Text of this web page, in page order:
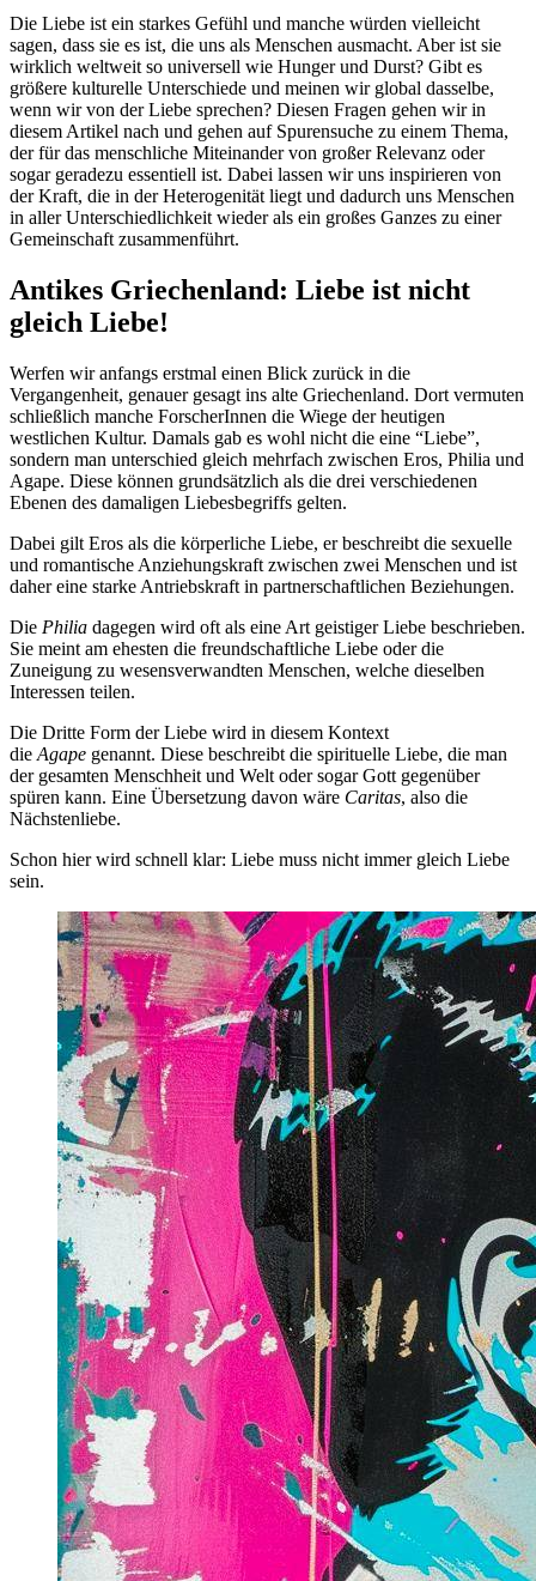
Die Liebe ist ein starkes Gefühl und manche würden vielleicht
sagen, dass sie es ist, die uns als Menschen ausmacht. Aber ist sie
wirklich weltweit so universell wie Hunger und Durst? Gibt es
größere kulturelle Unterschiede und meinen wir global dasselbe,
wenn wir von der Liebe sprechen? Diesen Fragen gehen wir in
diesem Artikel nach und gehen auf Spurensuche zu einem Thema,
der für das menschliche Miteinander von großer Relevanz oder
sogar geradezu essentiell ist. Dabei lassen wir uns inspirieren von
der Kraft, die in der Heterogenität liegt und dadurch uns Menschen
in aller Unterschiedlichkeit wieder als ein großes Ganzes zu einer
Gemeinschaft zusammenführt.
Antikes Griechenland: Liebe ist nicht
gleich Liebe!
Werfen wir anfangs erstmal einen Blick zurück in die
Vergangenheit, genauer gesagt ins alte Griechenland. Dort vermuten
schließlich manche ForscherInnen die Wiege der heutigen
westlichen Kultur. Damals gab es wohl nicht die eine “Liebe”,
sondern man unterschied gleich mehrfach zwischen Eros, Philia und
Agape. Diese können grundsätzlich als die drei verschiedenen
Ebenen des damaligen Liebesbegriffs gelten.
Dabei gilt Eros als die körperliche Liebe, er beschreibt die sexuelle
und romantische Anziehungskraft zwischen zwei Menschen und ist
daher eine starke Antriebskraft in partnerschaftlichen Beziehungen.
Die Philia dagegen wird oft als eine Art geistiger Liebe beschrieben.
Sie meint am ehesten die freundschaftliche Liebe oder die
Zuneigung zu wesensverwandten Menschen, welche dieselben
Interessen teilen.
Die Dritte Form der Liebe wird in diesem Kontext
die Agape genannt. Diese beschreibt die spirituelle Liebe, die man
der gesamten Menschheit und Welt oder sogar Gott gegenüber
spüren kann. Eine Übersetzung davon wäre Caritas, also die
Nächstenliebe.
Schon hier wird schnell klar: Liebe muss nicht immer gleich Liebe
sein.